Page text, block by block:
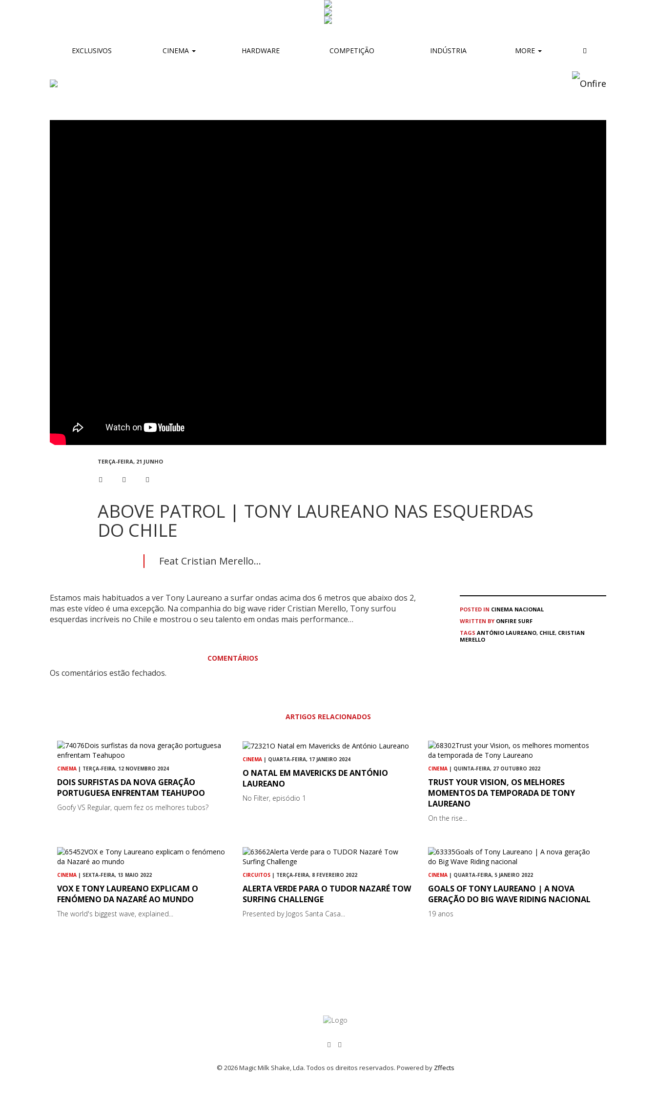
EXCLUSIVOS CINEMA HARDWARE COMPETIÇÃO INDÚSTRIA MORE
TERÇA-FEIRA, 21 JUNHO
ABOVE PATROL | TONY LAUREANO NAS ESQUERDAS
DO CHILE
Feat Cristian Merello...
Estamos mais habituados a ver Tony Laureano a surfar ondas acima dos 6 metros que abaixo dos 2,
mas este vídeo é uma excepção. Na companhia do big wave rider Cristian Merello, Tony surfou
esquerdas incríveis no Chile e mostrou o seu talento em ondas mais performance…
COMENTÁRIOS
Os comentários estão fechados.
POSTED IN CINEMA NACIONAL
WRITTEN BY ONFIRE SURF
TAGS ANTÓNIO LAUREANO, CHILE, CRISTIAN
MERELLO
ARTIGOS RELACIONADOS
CINEMA | TERÇA-FEIRA, 12 NOVEMBRO 2024
DOIS SURFISTAS DA NOVA GERAÇÃO
PORTUGUESA ENFRENTAM TEAHUPOO
Goofy VS Regular, quem fez os melhores tubos?
CINEMA | QUARTA-FEIRA, 17 JANEIRO 2024
O NATAL EM MAVERICKS DE ANTÓNIO
LAUREANO
No Filter, episódio 1
CINEMA | QUINTA-FEIRA, 27 OUTUBRO 2022
TRUST YOUR VISION, OS MELHORES
MOMENTOS DA TEMPORADA DE TONY
LAUREANO
On the rise...
CINEMA | SEXTA-FEIRA, 13 MAIO 2022
VOX E TONY LAUREANO EXPLICAM O
FENÓMENO DA NAZARÉ AO MUNDO
The world's biggest wave, explained...
CIRCUITOS | TERÇA-FEIRA, 8 FEVEREIRO 2022
ALERTA VERDE PARA O TUDOR NAZARÉ TOW
SURFING CHALLENGE
Presented by Jogos Santa Casa...
CINEMA | QUARTA-FEIRA, 5 JANEIRO 2022
GOALS OF TONY LAUREANO | A NOVA
GERAÇÃO DO BIG WAVE RIDING NACIONAL
19 anos
© 2026 Magic Milk Shake, Lda. Todos os direitos reservados. Powered by Zffects